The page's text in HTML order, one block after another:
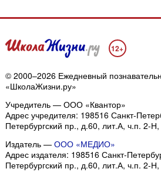
12+
© 2000–2026 Ежедневный
«ШколаЖизни.ру»
Учредитель — ООО «Квантор»
Адрес учредителя: 198516 Санкт-
Петербургский пр., д.60, лит.А, ч.п. 2-
Издатель — ООО «МЕДИО»
Адрес издателя: 198516 Санкт-
Петербургский пр., д.60, лит.А, ч.п. 2-